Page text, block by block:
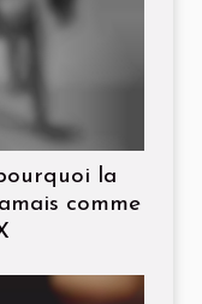
la
comme